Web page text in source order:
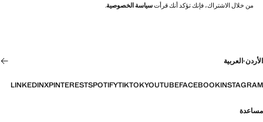
من خلال الاشتراك، فإنك تؤكد أنك قرأتسياسة الخصوصية.
الأردن·العربية
INSTAGRAM
FACEBOOK
YOUTUBE
TIKTOK
SPOTIFY
PINTEREST
X
LINKEDIN
مساعدة